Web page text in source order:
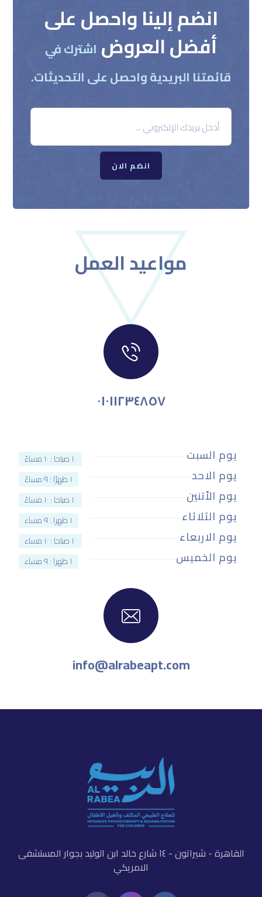
انضم إلينا واحصل على
أفضل العروض اشترك في
قائمتنا البريدية واحصل على التحديثات.
انضم الان
مواعيد العمل
٠١٠١١٢٣٤٨٥٧
يوم السبت ١٠ صباحا : ١٠ مساءً
يوم الاحد ١ ظهرًا : ٩ مساءً
يوم الأتنين ١٠ صباحا : ١٠ مساءً
يوم الثلاثاء ١ ظهرا : ٩ مساء
يوم الاربعاء ١٠ صباحا : ١٠ مساء
يوم الخميس ١ ظهرا : ٩ مساء
info@alrabeapt.com
القاهرة - شيراتون - ١٤ شارع خالد ابن الوليد بجوار المستشفى
الامريكي